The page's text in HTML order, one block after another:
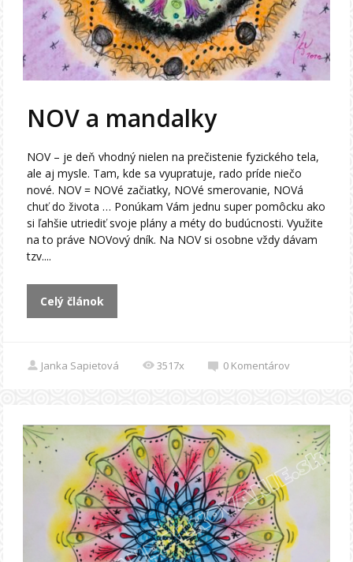
NOV a mandalky
NOV – je deň vhodný nielen na prečistenie fyzického tela,
ale aj mysle. Tam, kde sa vyupratuje, rado príde niečo
nové. NOV = NOVé začiatky, NOVé smerovanie, NOVá
chuť do života … Ponúkam Vám jednu super pomôcku ako
si ľahšie utriediť svoje plány a méty do budúcnosti. Využite
na to práve NOVový dník. Na NOV si osobne vždy dávam
tzv....
Celý článok
Janka Sapietová 3517x 0 Komentárov